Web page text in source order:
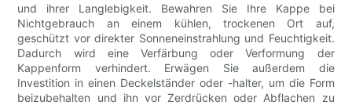
und ihrer Langlebigkeit. Bewahren Sie Ihre Kappe bei
Nichtgebrauch an einem kühlen, trockenen Ort auf,
geschützt vor direkter Sonneneinstrahlung und Feuchtigkeit.
Dadurch wird eine Verfärbung oder Verformung der
Kappenform verhindert. Erwägen Sie außerdem die
Investition in einen Deckelständer oder -halter, um die Form
beizubehalten und ihn vor Zerdrücken oder Abflachen zu